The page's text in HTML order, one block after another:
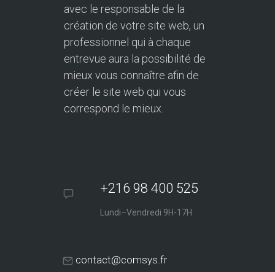
avec le responsable de la
création de votre site web, un
professionnel qui à chaque
entrevue aura la possibilité de
mieux vous connaître afin de
créer le site web qui vous
correspond le mieux.
+216 98 400 525
Lundi–Vendredi 9H-17H
contact@comsys.fr